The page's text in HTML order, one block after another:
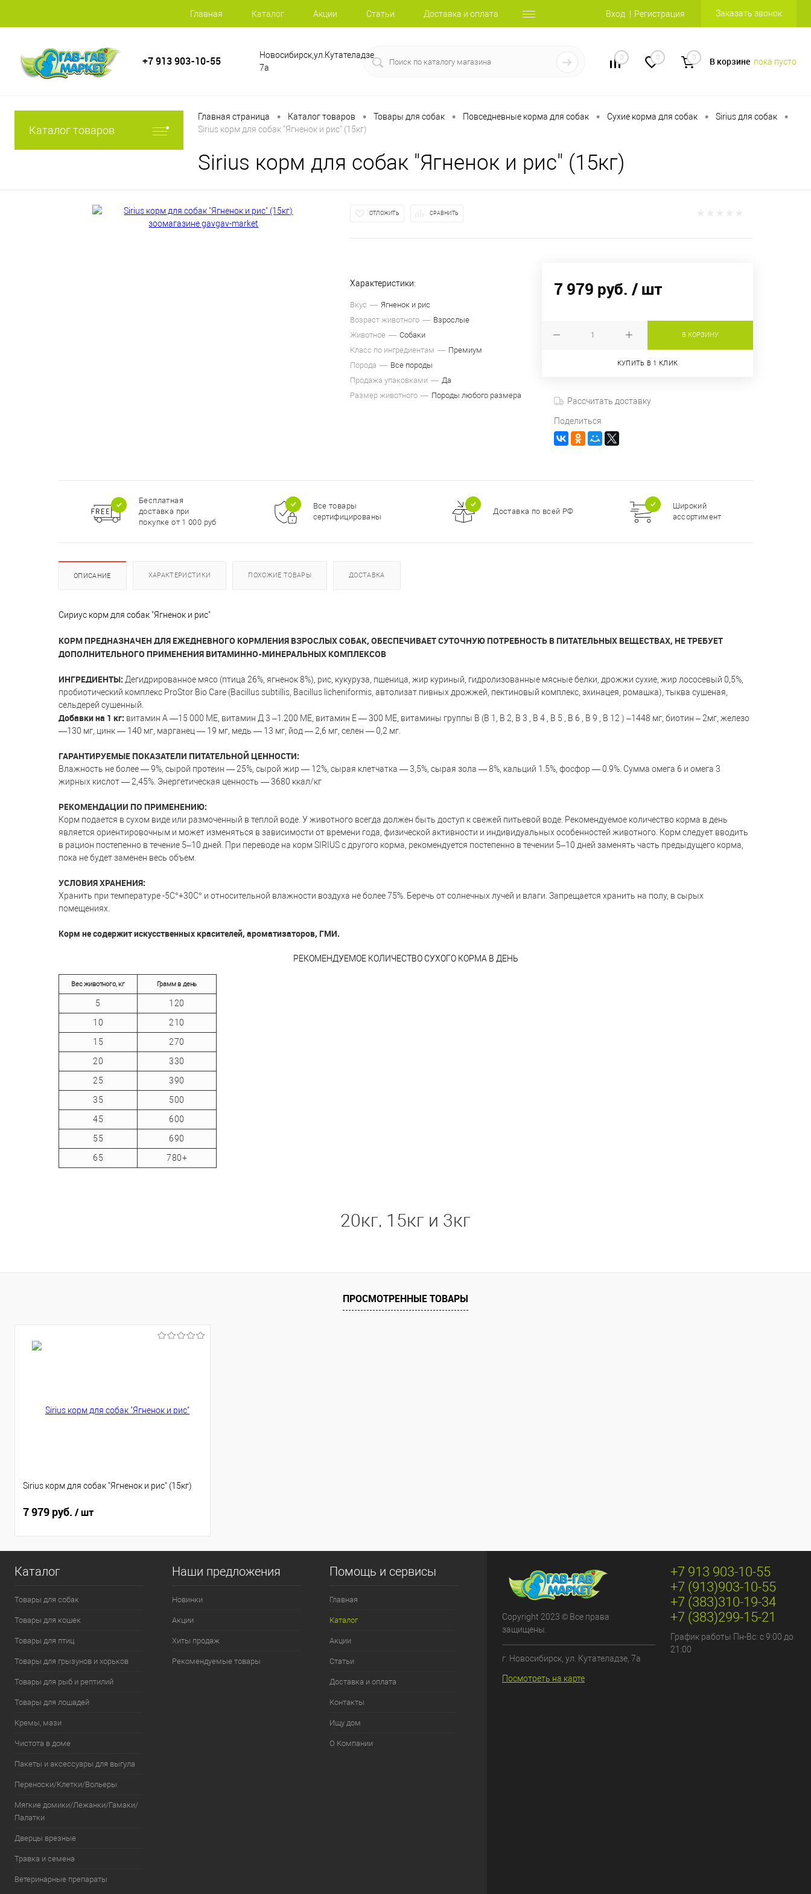
Главная Каталог Акции Статьи Доставка и оплата Вход Регистрация Заказать звонок
+7 913 903-10-55
Новосибирск,ул.Кутателадзе
7а
0 0 0 В корзине пока пусто
Каталог товаров
Главная страница • Каталог товаров • Товары для собак • Повседневные корма для собак • Сухие корма для собак • Sirius для собак •
Sirius корм для собак "Ягненок и рис" (15кг)
Sirius корм для собак "Ягненок и рис" (15кг)
ОТЛОЖИТЬ СРАВНИТЬ
Характеристики:
Вкус
Ягненок и рис
Возраст животного
Взрослые
Животное
Собаки
Класс по ингредиентам
Премиум
Порода
Все породы
Продажа упаковками
Да
Размер животного
Породы любого размера
7 979 руб. / шт
В КОРЗИНУ
КУПИТЬ В 1 КЛИК
Рассчитать доставку
Поделиться
Бесплатная
доставка при
покупке от 1 000 руб
Все товары
сертифицированы
Доставка по всей РФ
Широкий
ассортимент
ОПИСАНИЕ ХАРАКТЕРИСТИКИ ПОХОЖИЕ ТОВАРЫ ДОСТАВКА
Сириус корм для собак "Ягненок и рис"
КОРМ ПРЕДНАЗНАЧЕН ДЛЯ ЕЖЕДНЕВНОГО КОРМЛЕНИЯ ВЗРОСЛЫХ СОБАК, ОБЕСПЕЧИВАЕТ СУТОЧНУЮ ПОТРЕБНОСТЬ В ПИТАТЕЛЬНЫХ ВЕЩЕСТВАХ, НЕ ТРЕБУЕТ
ДОПОЛНИТЕЛЬНОГО ПРИМЕНЕНИЯ ВИТАМИННО-МИНЕРАЛЬНЫХ КОМПЛЕКСОВ
ИНГРЕДИЕНТЫ: Дегидрированное мясо (птица 26%, ягненок 8%), рис, кукуруза, пшеница, жир куриный, гидролизованные мясные белки, дрожжи сухие, жир лососевый 0,5%,
пробиотический комплекс ProStor Bio Care (Bacillus subtillis, Bacillus licheniformis, автолизат пивных дрожжей, пектиновый комплекс, эхинацея, ромашка), тыква сушеная,
сельдерей сушенный.
Добавки на 1 кг: витамин А —15 000 МЕ, витамин Д 3 –1.200 МЕ, витамин Е — 300 МЕ, витамины группы В (В 1, В 2, В 3 , В 4 , В 5 , В 6 , В 9 , В 12 ) –1448 мг, биотин – 2мг, железо
—130 мг, цинк — 140 мг, марганец — 19 мг, медь — 13 мг, йод — 2,6 мг, селен — 0,2 мг.
ГАРАНТИРУЕМЫЕ ПОКАЗАТЕЛИ ПИТАТЕЛЬНОЙ ЦЕННОСТИ:
Влажность не более — 9%, сырой протеин — 25%, сырой жир — 12%, сырая клетчатка — 3,5%, сырая зола — 8%, кальций 1.5%, фосфор — 0.9%. Сумма омега 6 и омега 3
жирных кислот — 2,45%. Энергетическая ценность — 3680 ккал/кг
РЕКОМЕНДАЦИИ ПО ПРИМЕНЕНИЮ:
Корм подается в сухом виде или размоченный в теплой воде. У животного всегда должен быть доступ к свежей питьевой воде. Рекомендуемое количество корма в день
является ориентировочным и может изменяться в зависимости от времени года, физической активности и индивидуальных особенностей животного. Корм следует вводить
в рацион постепенно в течение 5–10 дней. При переводе на корм SIRIUS с другого корма, рекомендуется постепенно в течении 5–10 дней заменять часть предыдущего корма,
пока не будет заменен весь объем.
УСЛОВИЯ ХРАНЕНИЯ:
Хранить при температуре -5C°+30C° и относительной влажности воздуха не более 75%. Беречь от солнечных лучей и влаги. Запрещается хранить на полу, в сырых
помещениях.
Корм не содержит искусственных красителей, ароматизаторов, ГМИ.
РЕКОМЕНДУЕМОЕ КОЛИЧЕСТВО СУХОГО КОРМА В ДЕНЬ
Вес животного, кг Грамм в день
5
120
10
210
15
270
20
330
25
390
35
500
45
600
55
690
65
780+
20кг, 15кг и 3кг
ПРОСМОТРЕННЫЕ ТОВАРЫ
Sirius корм для собак "Ягненок и рис" (15кг)
7 979 руб. / шт
Каталог
Товары для собак
Товары для кошек
Товары для птиц
Товары для грызунов и хорьков
Товары для рыб и рептилий
Товары для лошадей
Кремы, мази
Чистота в доме
Пакеты и аксессуары для выгула
Переноски/Клетки/Вольеры
Мягкие домики/Лежанки/Гамаки/
Палатки
Дверцы врезные
Травка и семена
Ветеринарные препараты
Наши предложения
Новинки
Акции
Хиты продаж
Рекомендуемые товары
Помощь и сервисы
Главная
Каталог
Акции
Статьи
Доставка и оплата
Контакты
Ищу дом
О Компании
Copyright 2023 © Все права
защищены.
г. Новосибирск, ул. Кутателадзе, 7а
Посмотреть на карте
+7 913 903-10-55
+7 (913)903-10-55
+7 (383)310-19-34
+7 (383)299-15-21
График работы Пн-Вс: с 9:00 до
21:00